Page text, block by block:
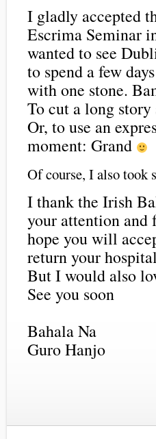
I gladly accepted
Escrima Seminar
wanted to see
to spend a few
with one stone.
To cut a long
Or, to use an
moment: Grand
Of course, I also took
I thank the Irish
your attention and
hope you will
return your
But I would also
See you soon
Bahala Na
Guro Hanjo